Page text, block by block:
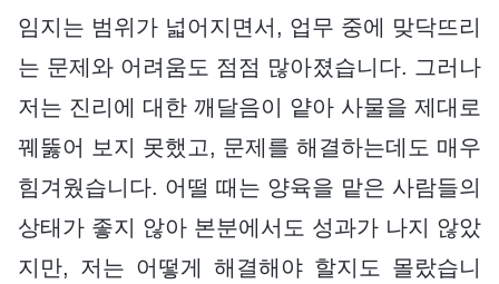
임지는 범위가 넓어지면서, 업무 중에 맞닥뜨리
는 문제와 어려움도 점점 많아졌습니다. 그러나
저는 진리에 대한 깨달음이 얕아 사물을 제대로
꿰뚫어 보지 못했고, 문제를 해결하는데도 매우
힘겨웠습니다. 어떨 때는 양육을 맡은 사람들의
상태가 좋지 않아 본분에서도 성과가 나지 않았
지만, 저는 어떻게 해결해야 할지도 몰랐습니